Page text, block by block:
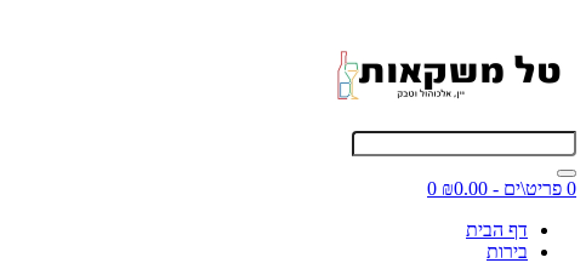
0 פריט\ים - ₪0.00
0
דף הבית
בירות